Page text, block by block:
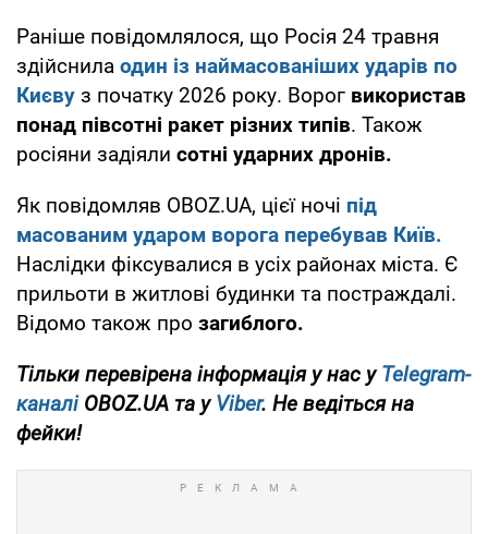
Раніше повідомлялося, що Росія 24 травня
здійснила один із наймасованіших ударів по
Києву з початку 2026 року. Ворог використав
понад півсотні ракет різних типів. Також
росіяни задіяли сотні ударних дронів.
Як повідомляв OBOZ.UA, цієї ночі під
масованим ударом ворога перебував Київ.
Наслідки фіксувалися в усіх районах міста. Є
прильоти в житлові будинки та постраждалі.
Відомо також про загиблого.
Тільки перевірена інформація у нас уTelegram-
каналіOBOZ.UA та уViber. Не ведіться на
фейки!